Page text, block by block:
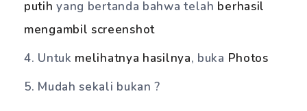
putih yang bertanda bahwa telah berhasil
mengambil screenshot
Untuk melihatnya hasilnya, buka Photos
Mudah sekali bukan ?